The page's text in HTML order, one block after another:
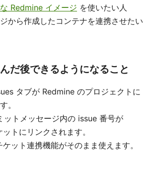
Redmine イメージ を使いたい人
から作成したコンテナを連携させたい
だ後できるようになること
タブが Redmine のプロジェクトに
。
ットメッセージ内の issue 番号が
トにリンクされます。
ット連携機能がそのまま使えます。